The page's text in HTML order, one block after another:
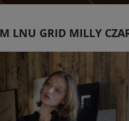
LNU GRID MILLY